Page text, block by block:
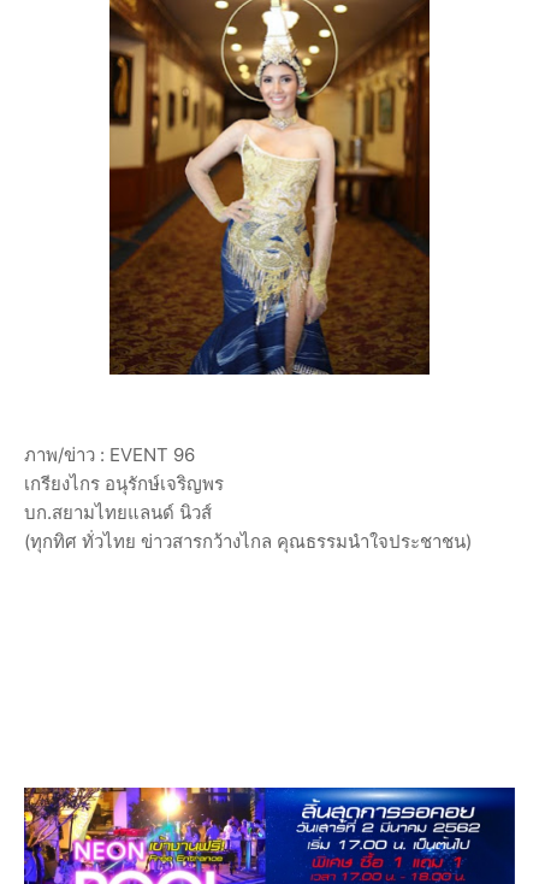
ภาพ/ข่าว : EVENT 96
เกรียงไกร อนุรักษ์เจริญพร
บก.สยามไทยแลนด์ นิวส์
(ทุกทิศ ทั่วไทย ข่าวสารกว้างไกล คุณธรรมนำใจประชาชน)